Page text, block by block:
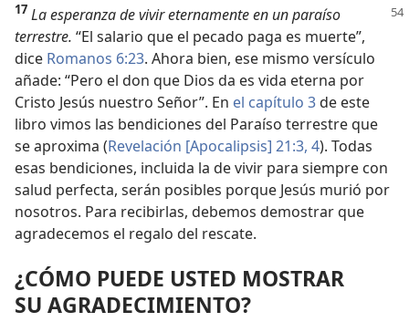
17 La esperanza de vivir eternamente en un paraíso
terrestre. “El salario que el pecado paga es muerte”,
dice Romanos 6:23. Ahora bien, ese mismo versículo
añade: “Pero el don que Dios da es vida eterna por
Cristo Jesús nuestro Señor”. En el capítulo 3de este
libro vimos las bendiciones del Paraíso terrestre que
se aproxima (Revelación [Apocalipsis] 21:3, 4). Todas
esas bendiciones, incluida la de vivir para siempre con
salud perfecta, serán posibles porque Jesús murió por
nosotros. Para recibirlas, debemos demostrar que
agradecemos el regalo del rescate.
¿CÓMO PUEDE USTED MOSTRAR
SU AGRADECIMIENTO?